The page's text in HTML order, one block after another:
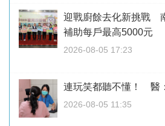
迎戰廚餘去化新挑戰
補助每戶最高5000元
2026-08-05 17:23
連玩笑都聽不懂！ 醫
2026-08-05 11:35